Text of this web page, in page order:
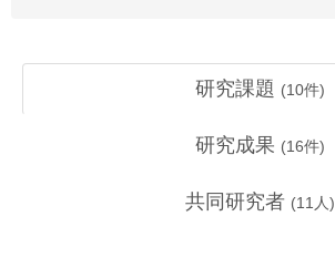
研究課題 (10件)
研究成果 (16件)
共同研究者 (11 人)